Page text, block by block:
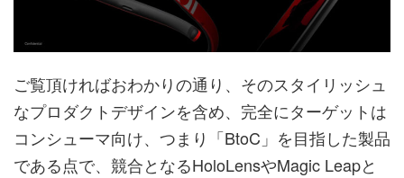
ご覧頂ければおわかりの通り、そのスタイリッシュ
なプロダクトデザインを含め、完全にターゲットは
コンシューマ向け、つまり「BtoC」を目指した製品
である点で、競合となるHoloLensやMagic Leapと